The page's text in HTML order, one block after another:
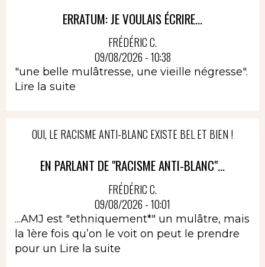
ERRATUM: JE VOULAIS ÉCRIRE...
FRÉDÉRIC C.
09/08/2026 - 10:38
"une belle mulâtresse, une vieille négresse".
Lire la suite
OUI, LE RACISME ANTI-BLANC EXISTE BEL ET BIEN !
EN PARLANT DE "RACISME ANTI-BLANC"...
FRÉDÉRIC C.
09/08/2026 - 10:01
...AMJ est "ethniquement*" un mulâtre, mais
la 1ère fois qu’on le voit on peut le prendre
pour un Lire la suite